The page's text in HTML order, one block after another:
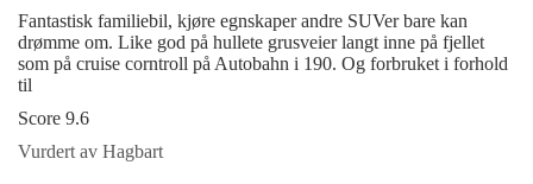
Fantastisk familiebil, kjøre egnskaper andre SUVer bare kan
drømme om. Like god på hullete grusveier langt inne på fjellet
som på cruise corntroll på Autobahn i 190. Og forbruket i forhold
til
Score 9.6
Vurdert av Hagbart